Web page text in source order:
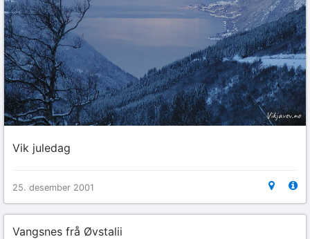
Vik juledag
25. desember 2001
Vangsnes frå Øvstalii